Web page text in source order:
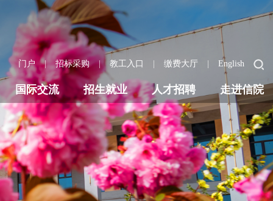
门户 | 招标采购 | 教工入口 | 缴费大厅 | English
国际交流 招生就业 人才招聘 走进信院